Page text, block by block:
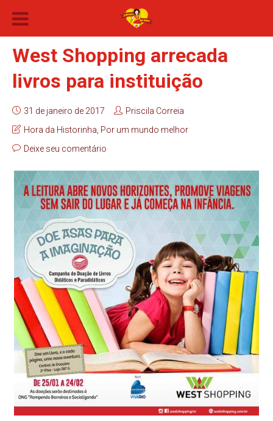
West Shopping arrecada
livros para instituição
31 de janeiro de 2017
Priscila Correia
Hora da Historinha Por um mundo melhor
Deixe seu comentário